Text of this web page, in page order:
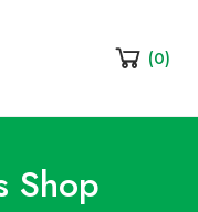
(0)
Shop